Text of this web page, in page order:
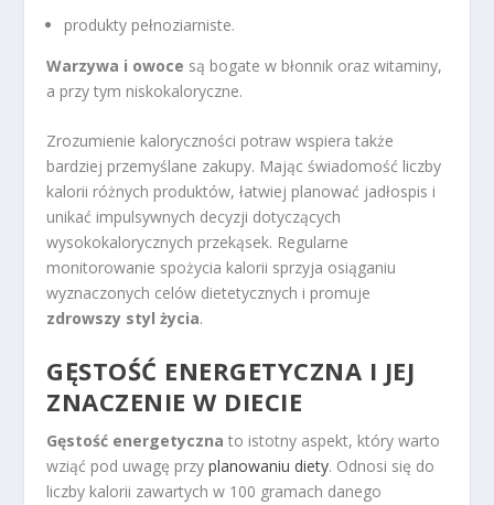
produkty pełnoziarniste.
Warzywa i owoce są bogate w błonnik oraz witaminy,
a przy tym niskokaloryczne.
Zrozumienie kaloryczności potraw wspiera także
bardziej przemyślane zakupy. Mając świadomość liczby
kalorii różnych produktów, łatwiej planować jadłospis i
unikać impulsywnych decyzji dotyczących
wysokokalorycznych przekąsek. Regularne
monitorowanie spożycia kalorii sprzyja osiąganiu
wyznaczonych celów dietetycznych i promuje
zdrowszy styl życia.
GĘSTOŚĆ ENERGETYCZNA I JEJ
ZNACZENIE W DIECIE
Gęstość energetyczna to istotny aspekt, który warto
wziąć pod uwagę przyplanowaniu diety. Odnosi się do
liczby kalorii zawartych w 100 gramach danego